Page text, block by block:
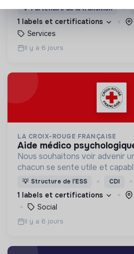
💡 Partenaire de la transition
1 labels et certifications
Services
Il y a 6 jours
LA CROIX-ROUGE FRANÇAISE
aide médico
Nous souhaitons voir advenir
chacun se sente utile et
nous proposons des moyens et
d’engagement innovants et
💡 Structure de l’ESS CDI
1 labels et certifications
Social
Il y a 6 jours